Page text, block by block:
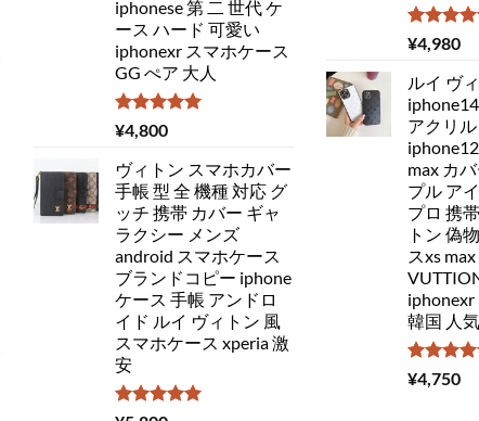
iphonese 第 二 世代 ケ
ース ハード 可愛い
iphonexr スマホケース
GG ぺア 大人
5段階中
5.00
¥4,800
ヴィトン スマホカバー
手帳 型 全 機種 対応 グ
ッチ 携帯 カバー ギャ
ラクシー メンズ
android スマホケース
ブランドコピー iphone
ケース 手帳 アンドロ
イド ルイ ヴィトン 風
スマホケース xperia 激
安
5段階中
5.00
¥4,980
ルイ ヴ
アクリル
max カ
プル ア
プロ 携
トン 偽
スxs
iphonexr
韓国 人気
5段階中
5.00
¥4,750